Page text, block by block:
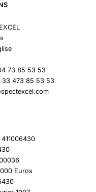
73 85 53 53
473 85 53 53
Euros